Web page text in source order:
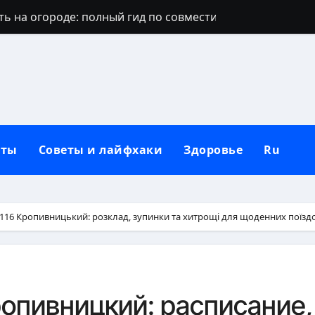
на огороде: полный гид по совместимости культур
свеча: значение пламени и народные толкования
что делать — полный гид с действиями и защитой
виды, признаки и методы борьбы
мясо: полный гид по рискам и преимуществам
не отдаёт столько энергии, сколько заявлено?
Советы и лайфхаки Здоровье Ru
Кропивницький: розклад, зупинки та хитрощі для щоденних
расписание,